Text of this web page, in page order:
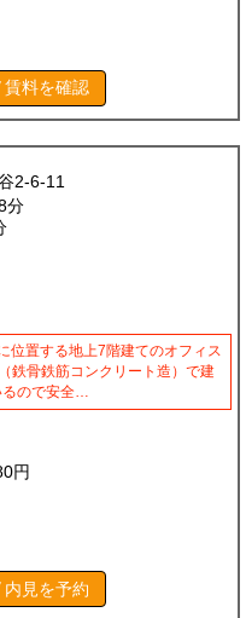
賃料を確認
2-6-11
分
位置する地上7階建てのオフィス
鉄骨鉄筋コンクリート造）で建
るので安全…
円
内見を予約